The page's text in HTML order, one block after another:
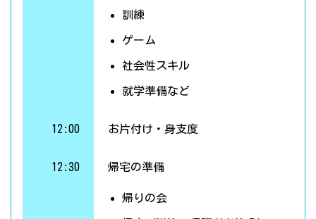
訓練
ゲーム
社会性スキル
就学準備など
12:00 お片付け・身支度
12:30 帰宅の準備
帰りの会